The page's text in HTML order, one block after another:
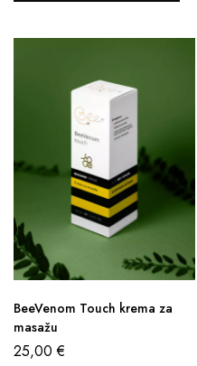
BeeVenom Touch krema za
masažu
25,00€